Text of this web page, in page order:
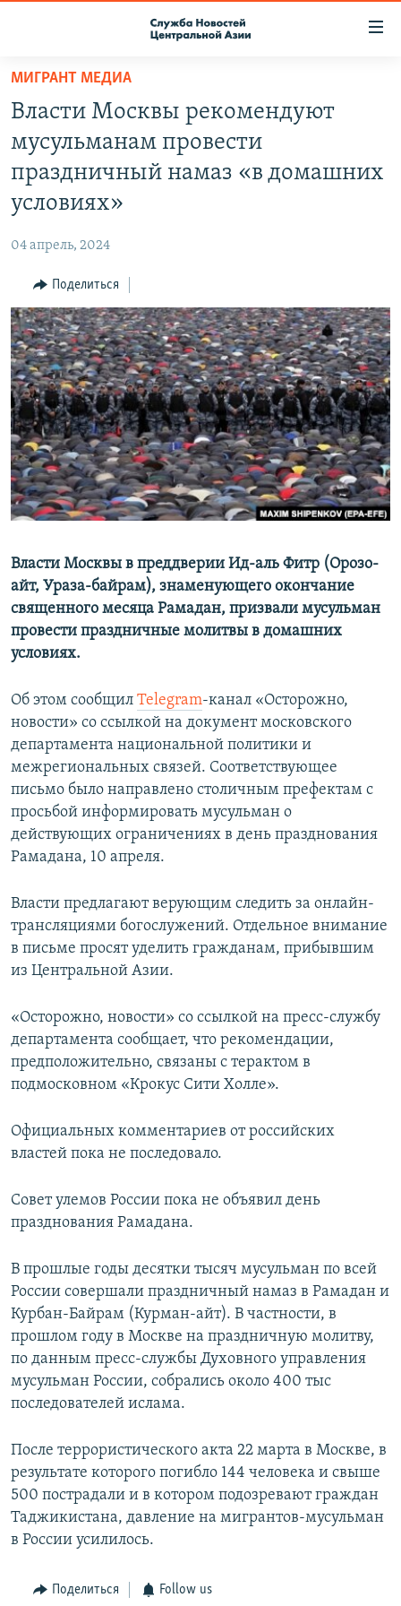
Вернуться
основному
содержанию
Вернутся
главной
Вернутся
поиску
КОНТАКТЫ
МИГРАНТ МЕДИА
МИГРАНТ МЕДИА
Власти Москвы рекомендуют
мусульманам провести
праздничный намаз «в домашних
условиях»
04 апрель, 2024
Поделиться
Власти Москвы в преддверии Ид-аль Фитр (Орозо-
айт, Ураза-байрам), знаменующего окончание
священного месяца Рамадан, призвали мусульман
провести праздничные молитвы в домашних
условиях.
Об этом сообщил Telegram-канал «Осторожно,
новости» со ссылкой на документ московского
департамента национальной политики и
межрегиональных связей. Соответствующее
письмо было направлено столичным префектам с
просьбой информировать мусульман о
действующих ограничениях в день празднования
Рамадана, 10 апреля.
Власти предлагают верующим следить за онлайн-
трансляциями богослужений. Отдельное внимание
в письме просят уделить гражданам, прибывшим
из Центральной Азии.
«Осторожно, новости» со ссылкой на пресс-службу
департамента сообщает, что рекомендации,
предположительно, связаны с терактом в
подмосковном «Крокус Сити Холле».
Официальных комментариев от российских
властей пока не последовало.
Совет улемов России пока не объявил день
празднования Рамадана.
В прошлые годы десятки тысяч мусульман по всей
России совершали праздничный намаз в Рамадан и
Курбан-Байрам (Курман-айт). В частности, в
прошлом году в Москве на праздничную молитву,
по данным пресс-службы Духовного управления
мусульман России, собрались около 400 тыс
последователей ислама.
После террористического акта 22 марта в Москве, в
результате которого погибло 144 человека и свыше
500 пострадали и в котором подозревают граждан
Таджикистана, давление на мигрантов-мусульман
в России усилилось.
Поделиться Follow us